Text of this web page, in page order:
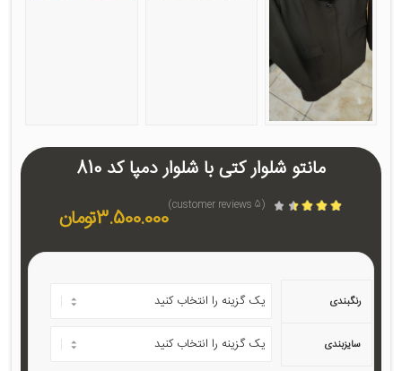
مانتو شلوار کتی با شلوار دمپا کد 810
مشتری
(
5
3.500.000تومان
رنگبندی
سایزبندی